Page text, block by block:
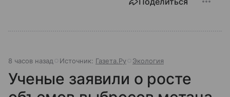
8 часов назад Источник: Газета.Ру Экология
Ученые заявили о росте